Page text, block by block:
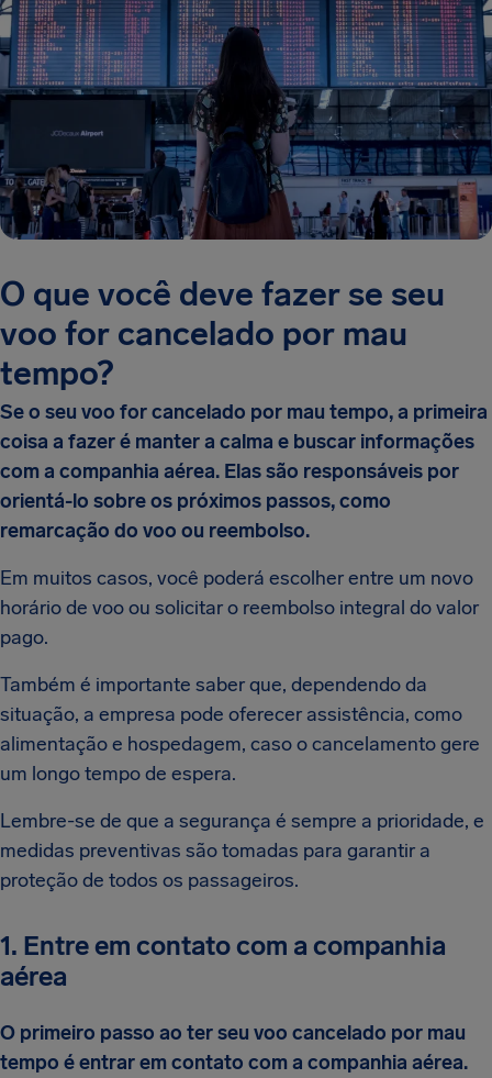
O que você deve fazer se seu
voo for cancelado por mau
tempo?
Se o seu voo for cancelado por mau tempo, a primeira
coisa a fazer é manter a calma e buscar informações
com a companhia aérea. Elas são responsáveis por
orientá-lo sobre os próximos passos, como
remarcação do voo ou reembolso.
Em muitos casos, você poderá escolher entre um novo
horário de voo ou solicitar o reembolso integral do valor
pago.
Também é importante saber que, dependendo da
situação, a empresa pode oferecer assistência, como
alimentação e hospedagem, caso o cancelamento gere
um longo tempo de espera.
Lembre-se de que a segurança é sempre a prioridade, e
medidas preventivas são tomadas para garantir a
proteção de todos os passageiros.
1. Entre em contato com a companhia
aérea
O primeiro passo ao ter seu voo cancelado por mau
tempo é entrar em contato com a companhia aérea.